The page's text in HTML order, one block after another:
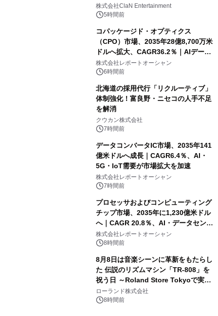
開催決定！！
株式会社ClaN Entertainment
5時間前
コパッケージド・オプティクス
（CPO）市場、2035年28億8,700万米
ドルへ拡大、CAGR36.2％｜AIデータ
センター・高速光通信需要が成長を加
速
株式会社レポートオーシャン
6時間前
北海道の採用代行「リクルーティブ」
体制強化！富良野・ニセコの人手不足
を解消
クウカン株式会社
7時間前
データコンバータIC市場、2035年141
億米ドルへ成長｜CAGR6.4％、AI・
5G・IoT需要が市場拡大を加速
株式会社レポートオーシャン
7時間前
プロセッサおよびコンピューティング
チップ市場、2035年に1,230億米ドル
へ｜CAGR 20.8％、AI・データセンタ
ー需要が成長を牽引
株式会社レポートオーシャン
8時間前
8月8日は音楽シーンに革新をもたらし
た 伝説のリズムマシン「TR-808」を
祝う日 ～Roland Store Tokyoで実機
を展示しての 記念キャンペーンを開
催 英国ラジオ「NTS」の 特別プログ
ローランド株式会社
8時間前